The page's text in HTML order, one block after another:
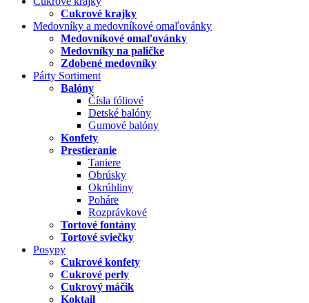
Cukrové krajky
Medovníky a medovníkové omaľovánky
Medovníkové omaľovánky
Medovníky na paličke
Zdobené medovníky
Párty Sortiment
Balóny
Čísla fóliové
Detské balóny
Gumové balóny
Konfety
Prestieranie
Taniere
Obrúsky
Okrúhliny
Poháre
Rozprávkové
Tortové fontány
Tortové sviečky
Posypy
Cukrové konfety
Cukrové perly
Cukrový máčik
Koktail